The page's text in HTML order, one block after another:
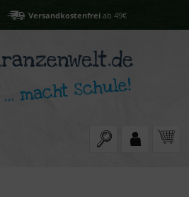
Versandkostenfreiab 49€